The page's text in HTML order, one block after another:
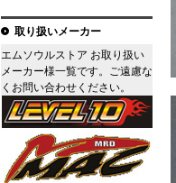
取り扱いメーカー
エムソウルストア お取り扱い
メーカー様一覧です。ご遠慮な
くお問い合わせください。